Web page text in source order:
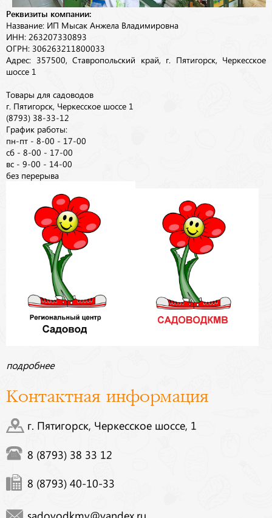
Реквизиты компании:
Название: ИП Мысак Анжела Владимировна
ИНН: 263207330893
ОГРН: 306263211800033
Адрес: 357500, Ставропольский край, г. Пятигорск, Черкесское
шоссе 1
Товары для садоводов
г. Пятигорск, Черкесское шоссе 1
(8793) 38-33-12
График работы:
пн-пт - 8-00 - 17-00
сб - 8-00 - 17-00
вс - 9-00 - 14-00
без перерыва
подробнее
Контактная информация
г. Пятигорск, Черкесское шоссе, 1
8 (8793) 38 33 12
8 (8793) 40-10-33
sadovodkmv@yandex.ru